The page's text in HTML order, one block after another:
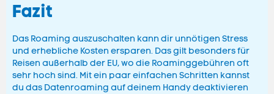
Fazit
Das Roaming auszuschalten kann dir unnötigen Stress
und erhebliche Kosten ersparen. Das gilt besonders für
Reisen außerhalb der EU, wo die Roaminggebühren oft
sehr hoch sind. Mit ein paar einfachen Schritten kannst
du das Datenroaming auf deinem Handy deaktivieren